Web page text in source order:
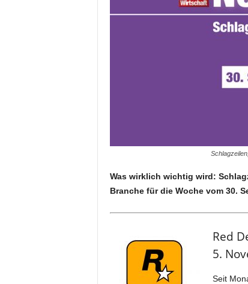
Was wirklich wichtig wird:
Branche für die Woche vom 30.
Red
5.
Seit